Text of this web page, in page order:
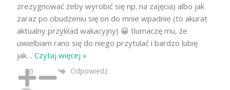
zrezygnować żeby wyrobić się np. na zajęcia) albo jak
zaraz po obudzeniu się on do mnie wpadnie (to akurat
aktualny przykład wakacyjny) 😀 tlumaczę mu, że
uwielbiam rano się do niego przytulać i bardzo lubię
jak… Czytaj więcej »
0 Odpowiedz